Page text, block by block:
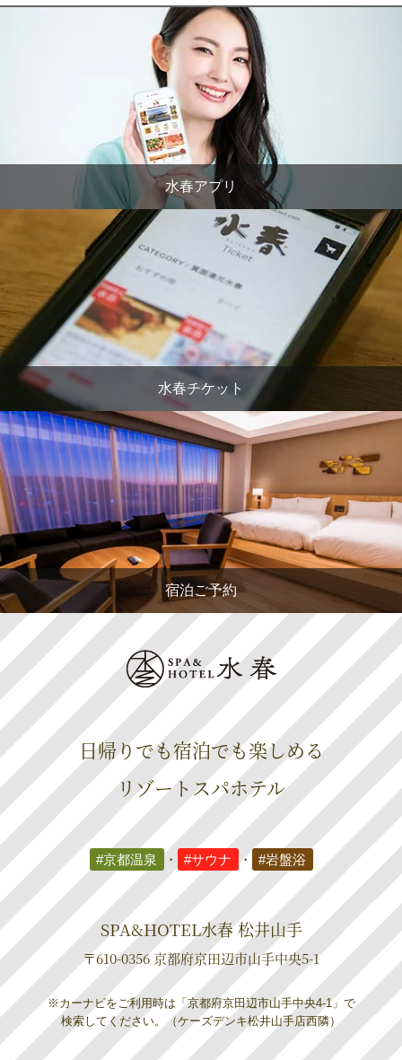
水春アプリ
水春チケット
宿泊ご予約
日帰りでも宿泊でも楽しめる
リゾートスパホテル
#京都温泉 ・ #サウナ ・ #岩盤浴
SPA&HOTEL水春 松井山手
〒610-0356 京都府京田辺市山手中央5-1
※カーナビをご利用時は「京都府京田辺市山手中央4-1」で
検索してください。（ケーズデンキ松井山手店西隣）